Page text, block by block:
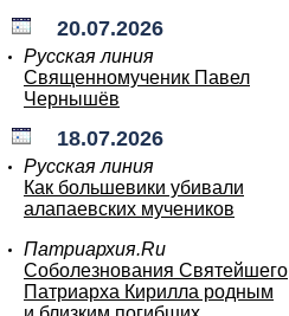
20.07.2026
Русская линия
Священномученик Павел
Чернышёв
18.07.2026
Русская линия
Как большевики убивали
алапаевских мучеников
Патриархия.Ru
Соболезнования Святейшего
Патриарха Кирилла родным